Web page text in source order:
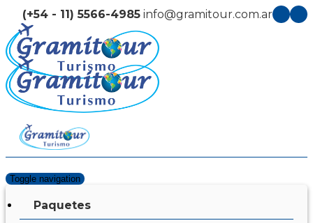
(+54 - 11) 5566-4985 info@gramitour.com.ar
Toggle navigation
Paquetes